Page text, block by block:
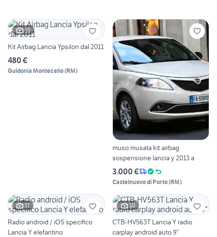
10
Kit Airbag Lancia Ypsilon dal 2011
480 €
Guidonia Montecelio(RM)
muso musata kit airbag
sospensione lancia y 2013 a
3.000 €
Castelnuovo di Porto(RM)
11
Radio android / iOS specifico
Lancia Y elefantino
10
CTB-HV563T Lancia Y radio
carplay android auto 9”